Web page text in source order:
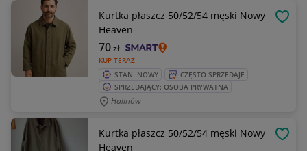
Kurtka płaszcz 50/52/54 męski Nowy
Heaven
KUP TERAZ
70zł
STAN: NOWY
CZĘSTO SPRZEDAJE
SPRZEDAJĄCY: OSOBA PRYWATNA
Halinów
Kurtka płaszcz 50/52/54 męski Nowy
Heaven